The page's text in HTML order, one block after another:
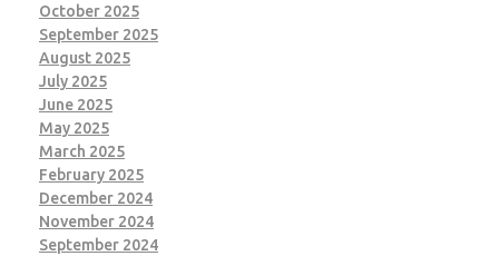
October 2025
September 2025
August 2025
July 2025
June 2025
May 2025
March 2025
February 2025
December 2024
November 2024
September 2024